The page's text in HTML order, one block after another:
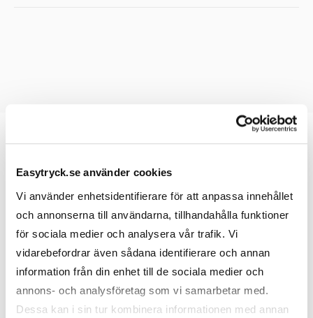
Easytryck.se använder cookies
Vi använder enhetsidentifierare för att anpassa innehållet
och annonserna till användarna, tillhandahålla funktioner
för sociala medier och analysera vår trafik. Vi
vidarebefordrar även sådana identifierare och annan
information från din enhet till de sociala medier och
annons- och analysföretag som vi samarbetar med.
Dessa kan i sin tur kombinera informationen med annan
Prislista
Antal 50 100
USB-minne Kameleont - 1 GB 60,00 56,00
USB-minne Kameleont - 2 GB 63,00 59,00 53,00